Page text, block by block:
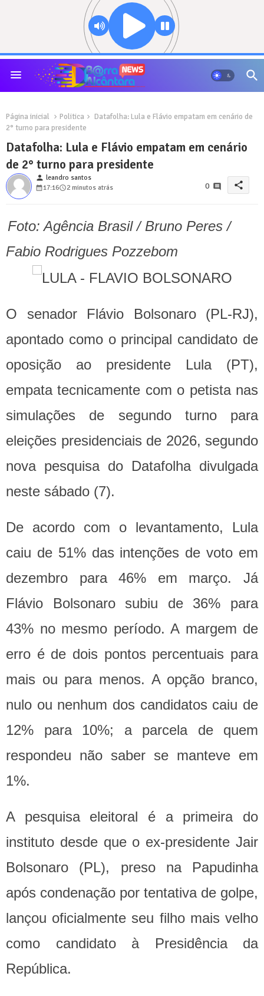
Página inicial Politica
Datafolha: Lula e Flávio empatam em cenário de
2° turno para presidente
Datafolha: Lula e Flávio empatam em cenário
de 2° turno para presidente
person leandro santos
17:16
2 minutos atrás 0 share
Foto: Agência Brasil / Bruno Peres /
Fabio Rodrigues Pozzebom
O senador Flávio Bolsonaro (PL-RJ),
apontado como o principal candidato de
oposição ao presidente Lula (PT),
empata tecnicamente com o petista nas
simulações de segundo turno para
eleições presidenciais de 2026, segundo
nova pesquisa do Datafolha divulgada
neste sábado (7).
De acordo com o levantamento, Lula
caiu de 51% das intenções de voto em
dezembro para 46% em março. Já
Flávio Bolsonaro subiu de 36% para
43% no mesmo período. A margem de
erro é de dois pontos percentuais para
mais ou para menos. A opção branco,
nulo ou nenhum dos candidatos caiu de
12% para 10%; a parcela de quem
respondeu não saber se manteve em
1%.
A pesquisa eleitoral é a primeira do
instituto desde que o ex-presidente Jair
Bolsonaro (PL), preso na Papudinha
após condenação por tentativa de golpe,
lançou oficialmente seu filho mais velho
como candidato à Presidência da
República.